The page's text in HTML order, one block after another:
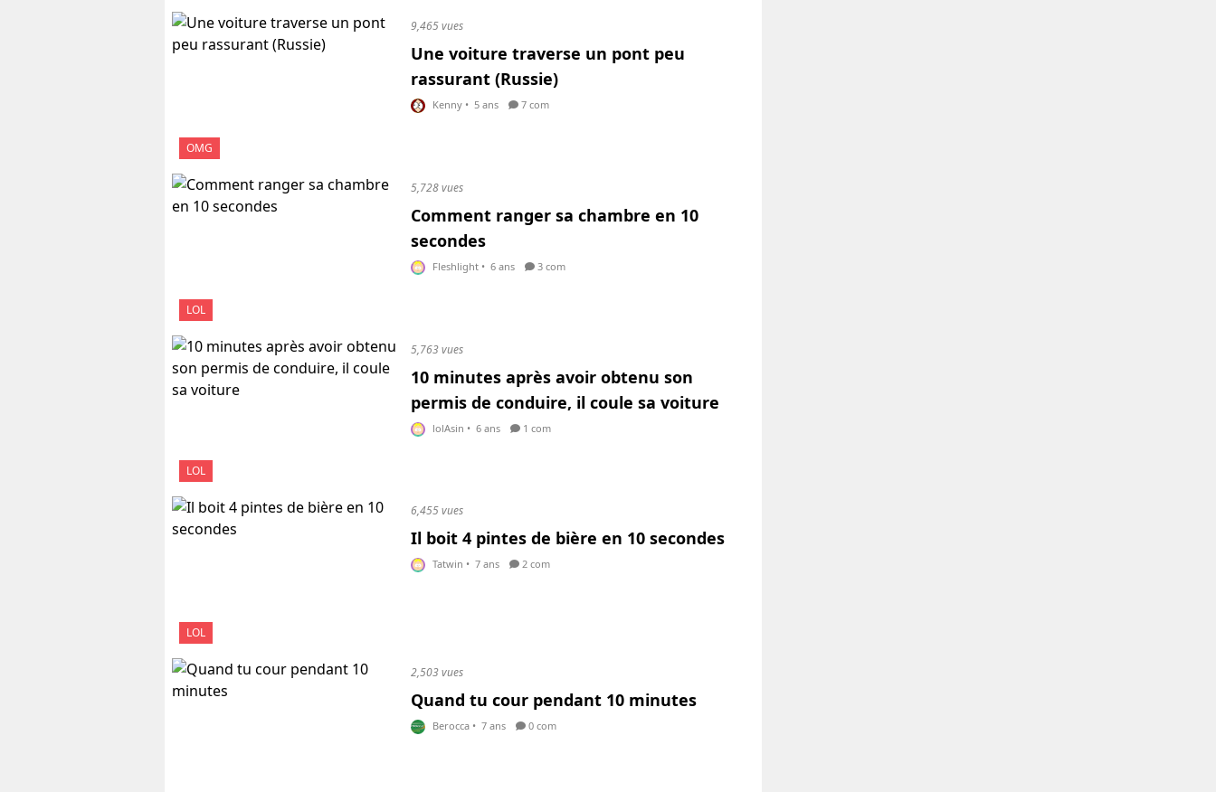
OMG
9,465 vues
Une voiture traverse un pont peu
rassurant (Russie)
Kenny • 5 ans 7 com
LOL
5,728 vues
Comment ranger sa chambre en 10
secondes
Fleshlight • 6 ans 3 com
LOL
5,763 vues
10 minutes après avoir obtenu son
permis de conduire, il coule sa voiture
lolAsin • 6 ans 1 com
LOL
6,455 vues
Il boit 4 pintes de bière en 10 secondes
Tatwin • 7 ans 2 com
2,503 vues
Quand tu cour pendant 10 minutes
Berocca • 7 ans 0 com